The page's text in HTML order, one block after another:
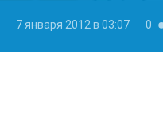
7 января 2012 в 03:07 0